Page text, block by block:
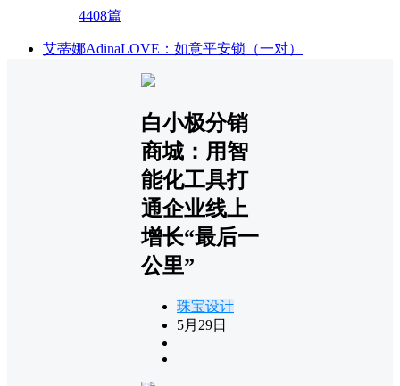
4408篇
艾蒂娜AdinaLOVE：如意平安锁（一对）
白小极分销
商城：用智
能化工具打
通企业线上
增长“最后一
公里”
珠宝设计
5月29日